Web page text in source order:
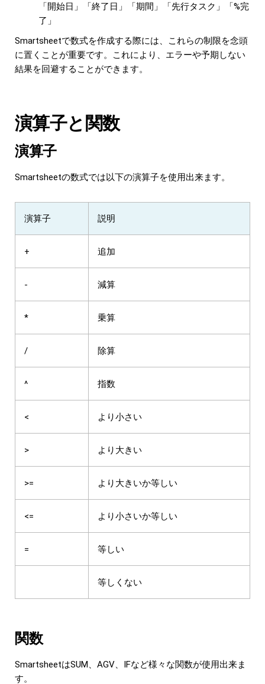
「開始日」「終了日」「期間」「先行タスク」「%完
了」
Smartsheetで数式を作成する際には、これらの制限を念頭
に置くことが重要です。これにより、エラーや予期しない
結果を回避することができます。
演算子と関数
演算子
Smartsheetの数式では以下の演算子を使用出来ます。
演算子 説明
+ 追加
- 減算
* 乗算
/ 除算
^ 指数
< より小さい
> より大きい
>= より大きいか等しい
<= より小さいか等しい
= 等しい
等しくない
関数
SmartsheetはSUM、AGV、IFなど様々な関数が使用出来ま
す。